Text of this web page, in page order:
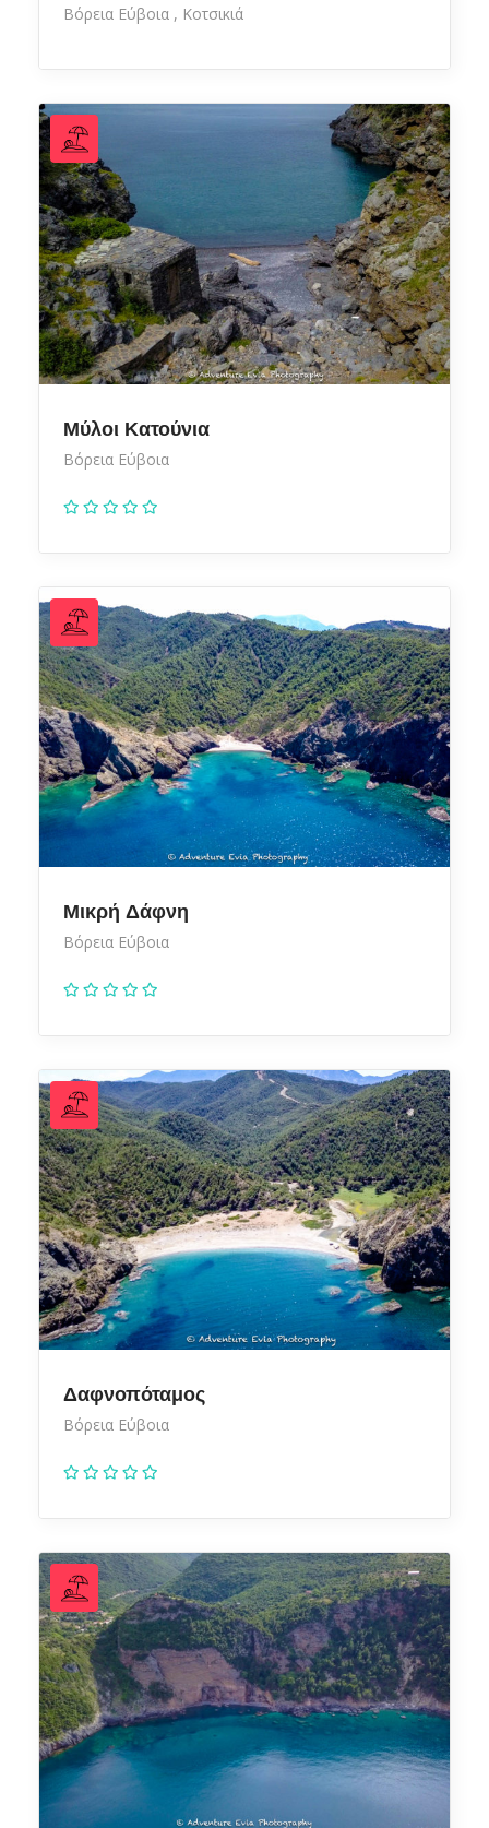
Βόρεια Εύβοια Κοτσικιά
Μύλοι Κατούνια
Βόρεια Εύβοια
Μικρή Δάφνη
Βόρεια Εύβοια
Δαφνοπόταμος
Βόρεια Εύβοια